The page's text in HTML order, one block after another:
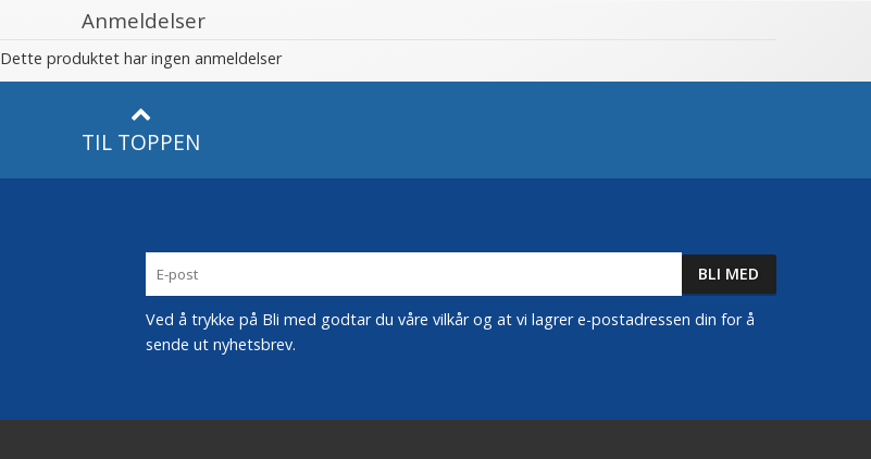
Anmeldelser
Dette produktet har ingen anmeldelser
TIL TOPPEN
Ved å trykke på Bli med godtar du våre vilkår og at vi lagrer e-postadressen din for å
sende ut nyhetsbrev.